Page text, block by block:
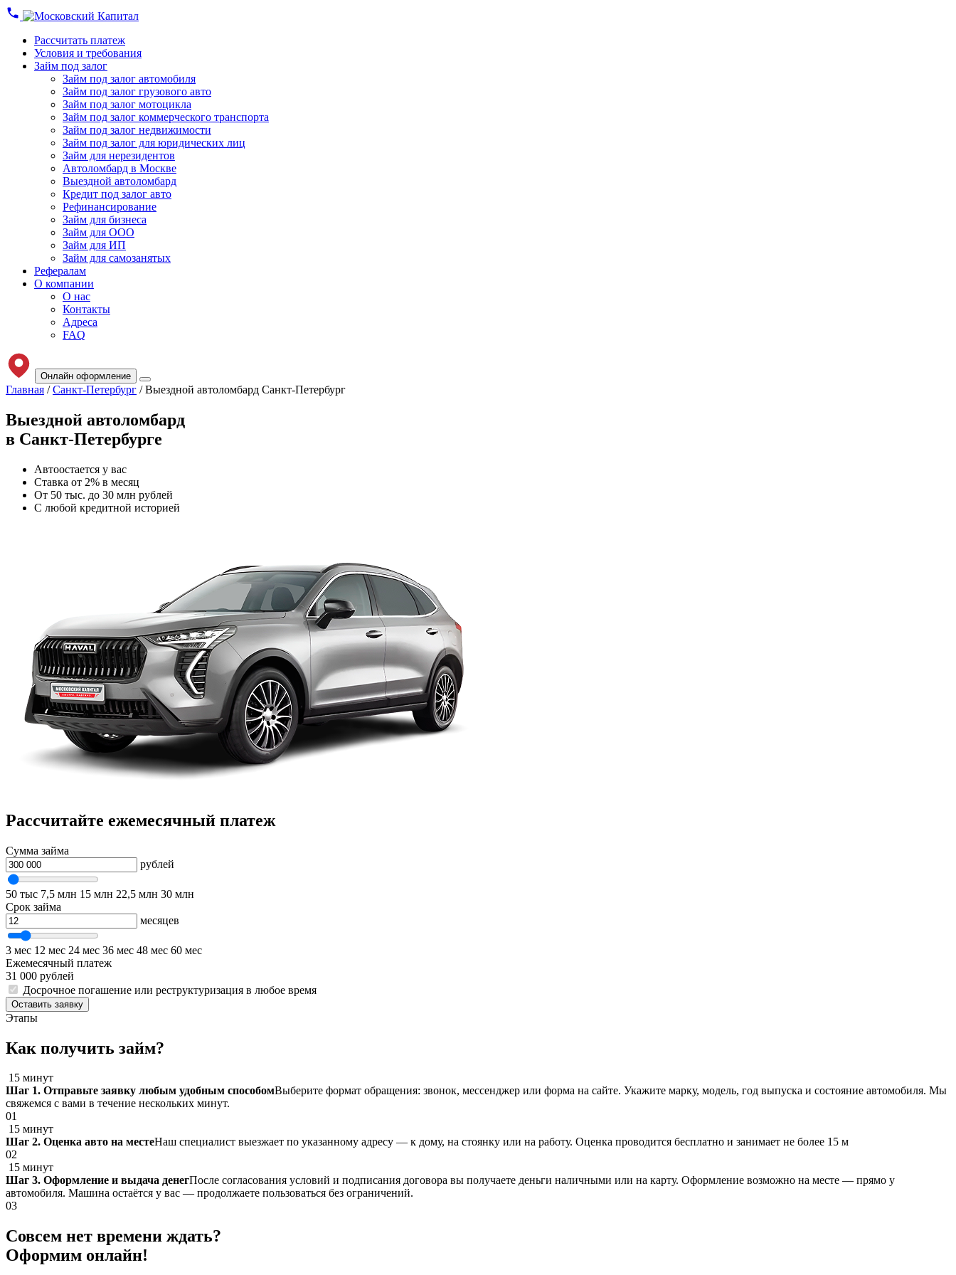
Рассчитать платеж
Условия и требования
Займ под залог
Займ под залог автомобиля
Займ под залог грузового авто
Займ под залог мотоцикла
Займ под залог коммерческого транспорта
Займ под залог недвижимости
Займ под залог для юридических лиц
Займ для нерезидентов
Автоломбард в Москве
Выездной автоломбард
Кредит под залог авто
Рефинансирование
Займ для бизнеса
Займ для ООО
Займ для ИП
Займ для самозанятых
Рефералам
О компании
О нас
Контакты
Адреса
FAQ
Онлайн оформление
Главная / Санкт-Петербург / Выездной автоломбард Санкт-Петербург
Выездной автоломбард
в Санкт-Петербурге
Автоостается у вас
Ставка от 2% в месяц
От 50 тыс. до 30 млн рублей
С любой кредитной историей
Рассчитайте ежемесячный платеж
Сумма займа
рублей
50 тыс 7,5 млн 15 млн 22,5 млн 30 млн
Срок займа
месяцев
3 мес 12 мес 24 мес 36 мес 48 мес 60 мес
Ежемесячный платеж
31 000 рублей
Досрочное погашение или реструктуризация в любое время
Оставить заявку
Этапы
Как получить займ?
15 минут
Шаг 1. Отправьте заявку любым удобным способомВыберите формат обращения: звонок, мессенджер или форма на сайте. Укажите марку, модель, год выпуска и состояние автомобиля. Мы
свяжемся с вами в течение нескольких минут.
01
15 минут
Шаг 2. Оценка авто на местеНаш специалист выезжает по указанному адресу — к дому, на стоянку или на работу. Оценка проводится бесплатно и занимает не более 15 м
02
15 минут
Шаг 3. Оформление и выдача денегПосле согласования условий и подписания договора вы получаете деньги наличными или на карту. Оформление возможно на месте — прямо у
автомобиля. Машина остаётся у вас — продолжаете пользоваться без ограничений.
03
Совсем нет времени ждать?
Оформим онлайн!